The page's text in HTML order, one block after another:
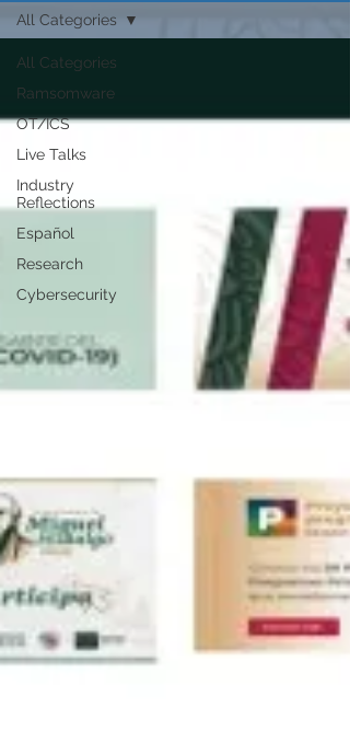
All Categories
Ramsomware
OT/ICS
Live Talks
Industry
Reflections
Español
Research
Cybersecurity
All Categories